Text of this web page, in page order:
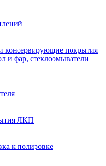
консервирующие покрытия
и фар, стеклоомыватели
ЛКП
к полировке